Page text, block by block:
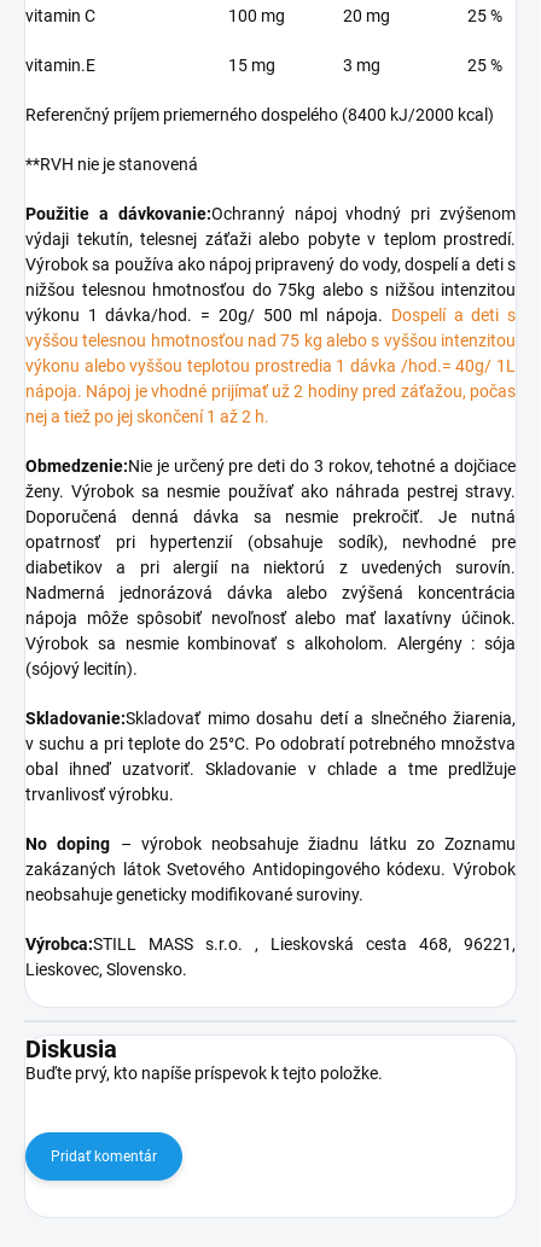
vitamin C 100 mg 20 mg 25 %
vitamin.E 15 mg 3 mg 25 %
Referenčný príjem priemerného dospelého (8400 kJ/2000 kcal)
**RVH nie je stanovená
Použitie a dávkovanie:Ochranný nápoj vhodný pri zvýšenom
výdaji tekutín, telesnej záťaži alebo pobyte v teplom prostredí.
Výrobok sa používa ako nápoj pripravený do vody, dospelí a deti s
nižšou telesnou hmotnosťou do 75kg alebo s nižšou intenzitou
výkonu 1 dávka/hod. = 20g/ 500 ml nápoja. Dospelí a deti s
vyššou telesnou hmotnosťou nad 75 kg alebo s vyššou intenzitou
výkonu alebo vyššou teplotou prostredia 1 dávka /hod.= 40g/ 1L
nápoja. Nápoj je vhodné prijímať už 2 hodiny pred záťažou, počas
nej a tiež po jej skončení 1 až 2 h.
Obmedzenie:Nie je určený pre deti do 3 rokov, tehotné a dojčiace
ženy. Výrobok sa nesmie používať ako náhrada pestrej stravy.
Doporučená denná dávka sa nesmie prekročiť. Je nutná
opatrnosť pri hypertenzií (obsahuje sodík), nevhodné pre
diabetikov a pri alergií na niektorú z uvedených surovín.
Nadmerná jednorázová dávka alebo zvýšená koncentrácia
nápoja môže spôsobiť nevoľnosť alebo mať laxatívny účinok.
Výrobok sa nesmie kombinovať s alkoholom. Alergény : sója
(sójový lecitín).
Skladovanie:Skladovať mimo dosahu detí a slnečného žiarenia,
v suchu a pri teplote do 25°C. Po odobratí potrebného množstva
obal ihneď uzatvoriť. Skladovanie v chlade a tme predlžuje
trvanlivosť výrobku.
No doping – výrobok neobsahuje žiadnu látku zo Zoznamu
zakázaných látok Svetového Antidopingového kódexu. Výrobok
neobsahuje geneticky modifikované suroviny.
Výrobca:STILL MASS s.r.o. , Lieskovská cesta 468, 96221,
Lieskovec, Slovensko.
Diskusia
Buďte prvý, kto napíše príspevok k tejto položke.
Pridať komentár